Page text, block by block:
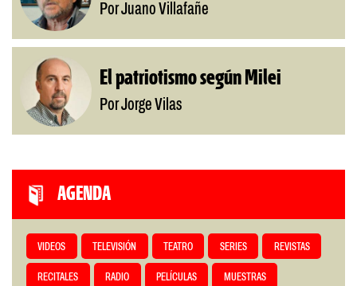
Por Juano Villafañe
El patriotismo según Milei
Por Jorge Vilas
AGENDA
VIDEOS TELEVISIÓN TEATRO SERIES REVISTAS
RECITALES RADIO PELÍCULAS MUESTRAS